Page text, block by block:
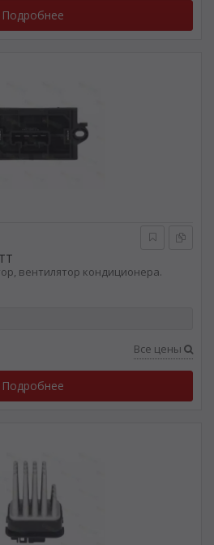
Подробнее
вентилятор кондиционера.
Все цены
Подробнее